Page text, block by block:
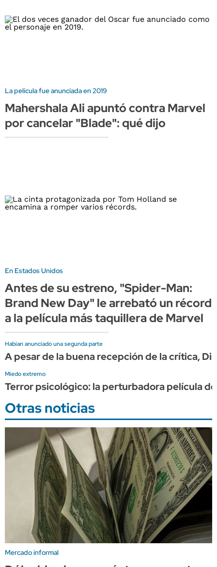
La película fue anunciada en 2019
Mahershala Ali apuntó contra Marvel
por cancelar "Blade": qué dijo
En Estados Unidos
Antes de su estreno, "Spider-Man:
Brand New Day" le arrebató un récord
a la película más taquillera de Marvel
Habían anunciado una segunda parte
A pesar de la buena recepción de la crítica,
Miedo extremo
Terror psicológico: la perturbadora película
Otras noticias
Mercado informal